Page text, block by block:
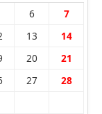
6 7
13 14
20 21
27 28